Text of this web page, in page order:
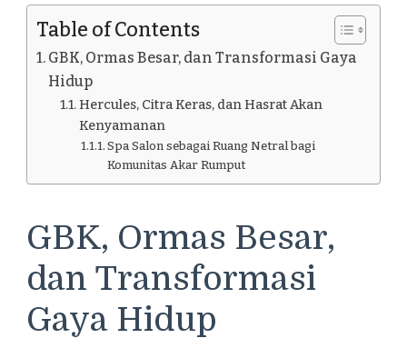
Table of Contents
GBK, Ormas Besar, dan Transformasi Gaya
Hidup
Hercules, Citra Keras, dan Hasrat Akan
Kenyamanan
Spa Salon sebagai Ruang Netral bagi
Komunitas Akar Rumput
GBK, Ormas Besar,
dan Transformasi
Gaya Hidup